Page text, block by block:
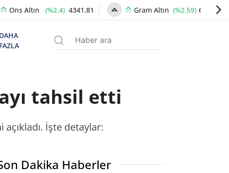
Ons Altın (%2.4) 4341.81 Gram Altın (%2.59) 6660.55
DAHA
FAZLA
tahsil etti
İşte detaylar:
Dakika Haberler